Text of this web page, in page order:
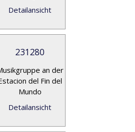
Detailansicht
231280
an der
del Fin del
Mundo
Detailansicht